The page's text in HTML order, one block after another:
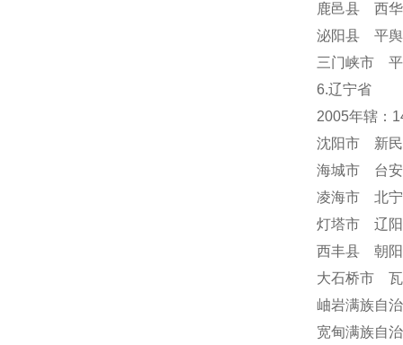
鹿邑县 西
泌阳县 平
三门峡市
6.辽宁省
2005年辖：
沈阳市 新
海城市 台
凌海市 北
灯塔市 辽
西丰县 朝
大石桥市
岫岩满族自
宽甸满族自